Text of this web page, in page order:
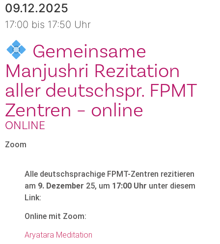
09.12.2025
17:00 bis 17:50 Uhr
Gemeinsame
Manjushri Rezitation
aller deutschspr. FPMT
Zentren – online
ONLINE
Zoom
Alle deutschsprachige FPMT-Zentren rezitieren
am 9. Dezember 25, um 17:00 Uhr unter diesem
Link:
Online mit Zoom:
Aryatara Meditation